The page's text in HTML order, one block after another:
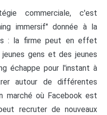
commerciale, c'est
immersif" donnée à la
: la firme peut en effet
gens et des jeunes
échappe pour l'instant à
autour de différentes
marché où Facebook est
recruter de nouveaux